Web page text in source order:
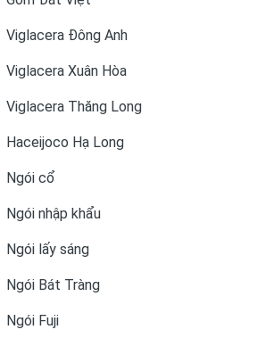
Viglacera Đông Anh
Viglacera Xuân Hòa
Viglacera Thăng Long
Haceijoco Hạ Long
Ngói cổ
Ngói nhập khẩu
Ngói lấy sáng
Ngói Bát Tràng
Ngói Fuji